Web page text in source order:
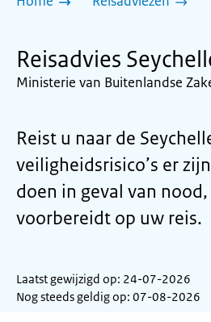
Reisadvies
Ministerie van Buitenlandse
Reist u naar de
veiligheidsrisico’s er
doen in geval van
voorbereidt op uw reis.
Laatst gewijzigd op: 24-07-2026
Nog steeds geldig op: 07-08-2026